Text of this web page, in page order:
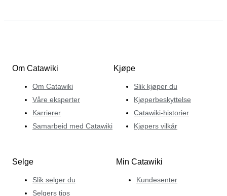
Om Catawiki
Om Catawiki
Våre eksperter
Karrierer
Samarbeid med Catawiki
Kjøpe
Slik kjøper du
Kjøperbeskyttelse
Catawiki-historier
Kjøpers vilkår
Selge
Slik selger du
Selgers tips
Min Catawiki
Kundesenter